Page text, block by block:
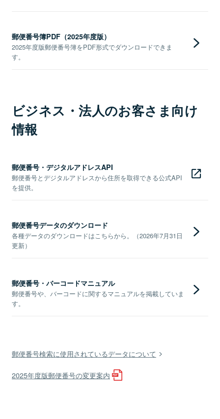
郵便番号簿PDF（2025年度版）
2025年度版郵便番号簿をPDF形式でダウンロードできま
す。
ビジネス・法人のお客さま向け
情報
郵便番号・デジタルアドレスAPI
郵便番号とデジタルアドレスから住所を取得できる公式API
を提供。
郵便番号データのダウンロード
各種データのダウンロードはこちらから。（2026年7月31日
更新）
郵便番号・バーコードマニュアル
郵便番号や、バーコードに関するマニュアルを掲載していま
す。
郵便番号検索に使用されているデータについて
2025年度版郵便番号の変更案内